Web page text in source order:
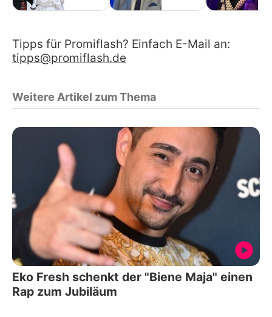
Tipps für Promiflash? Einfach E-Mail an:
tipps@promiflash.de
Weitere Artikel zum Thema
Eko Fresh schenkt der "Biene Maja" einen
Rap zum Jubiläum